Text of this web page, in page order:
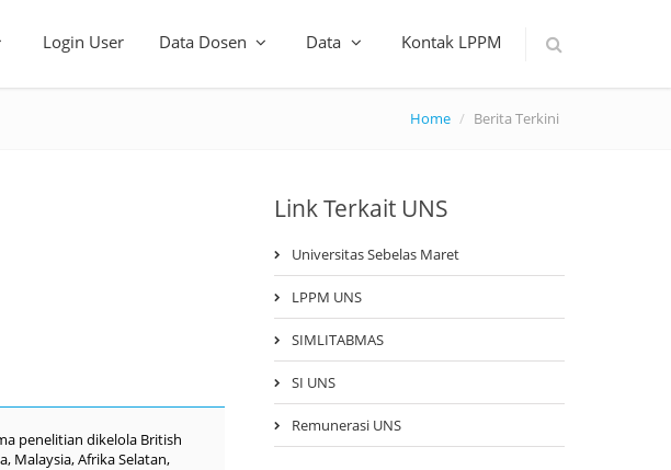
Login User Data Dosen Data Kontak LPPM
Home Berita Terkini
penelitian dikelola British
Malaysia, Afrika Selatan,
Link Terkait UNS
Universitas Sebelas Maret
LPPM UNS
SIMLITABMAS
SI UNS
Remunerasi UNS